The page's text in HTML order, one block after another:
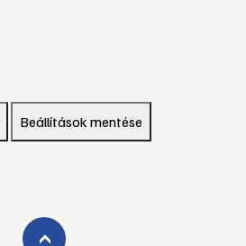
Beállítások mentése
›